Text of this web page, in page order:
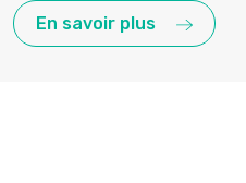
En savoir plus